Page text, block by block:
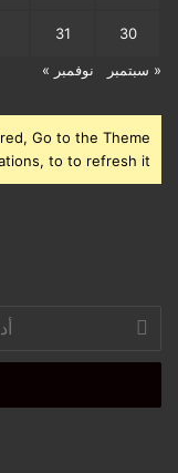
30
31
« سبتمبر نوفمبر »
Go to the Theme
to to refresh it.
بريدك
الإلكتروني